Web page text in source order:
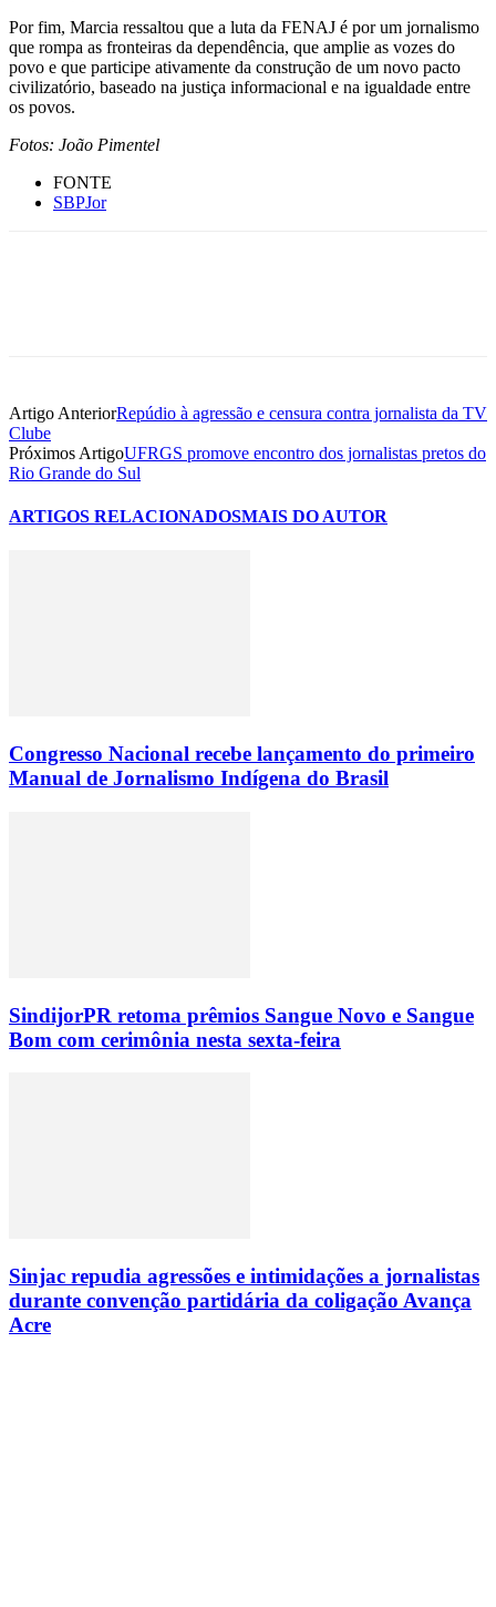
Por fim, Marcia ressaltou que a luta da FENAJ é por um jornalismo
que rompa as fronteiras da dependência, que amplie as vozes do
povo e que participe ativamente da construção de um novo pacto
civilizatório, baseado na justiça informacional e na igualdade entre
os povos.
Fotos: João Pimentel
FONTE
SBPJor
Artigo AnteriorRepúdio à agressão e censura contra jornalista da TV
Clube
Próximos ArtigoUFRGS promove encontro dos jornalistas pretos do
Rio Grande do Sul
ARTIGOS RELACIONADOSMAIS DO AUTOR
Congresso Nacional recebe lançamento do primeiro
Manual de Jornalismo Indígena do Brasil
SindijorPR retoma prêmios Sangue Novo e Sangue
Bom com cerimônia nesta sexta-feira
Sinjac repudia agressões e intimidações a jornalistas
durante convenção partidária da coligação Avança
Acre